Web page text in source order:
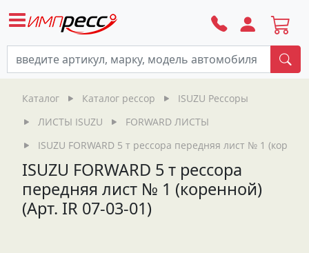
Каталог Каталог рессор
ISUZU Рессоры
ЛИСТЫ ISUZU
FORWARD ЛИСТЫ
ISUZU FORWARD 5 т рессора передняя лист № 1
ISUZU FORWARD 5 т рессора
передняя лист № 1 (коренной)
(Арт. IR 07-03-01)